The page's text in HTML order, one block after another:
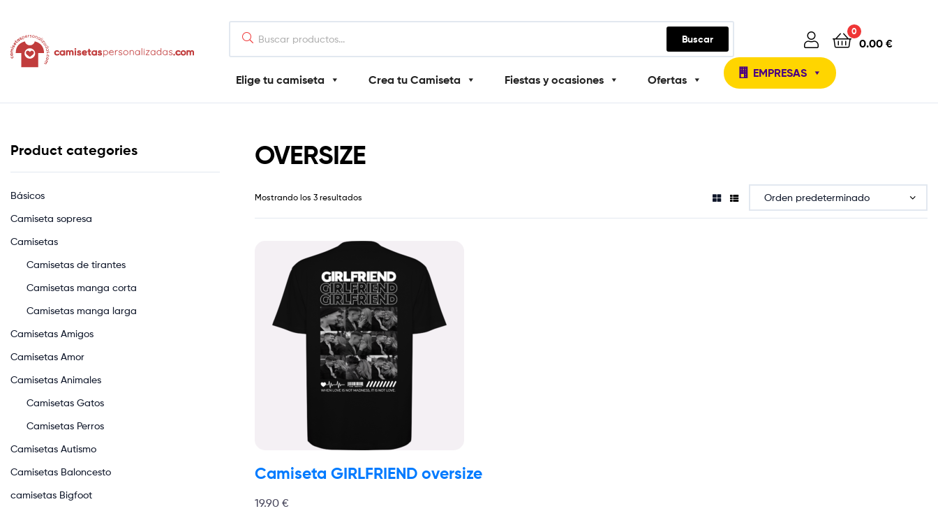
Buscar
0
0.00 €
Elige tu camiseta Crea tu Camiseta Fiestas y ocasiones Ofertas EMPRESAS
OVERSIZE
Mostrando los 3 resultados
Camiseta GIRLFRIEND oversize
19.90 €
Product categories
Básicos
Camiseta sopresa
Camisetas
Camisetas de tirantes
Camisetas manga corta
Camisetas manga larga
Camisetas Amigos
Camisetas Amor
Camisetas Animales
Camisetas Gatos
Camisetas Perros
Camisetas Autismo
Camisetas Baloncesto
camisetas Bigfoot